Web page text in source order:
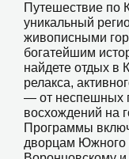
Путешествие по
уникальный
живописными
богатейшим
найдете отдых в
релакса,
— от неспешных
восхождений на
Программы
дворцам Южного